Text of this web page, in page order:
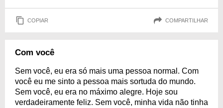
COPIAR COMPARTILHAR
Com você
Sem você, eu era só mais uma pessoa normal. Com
você eu me sinto a pessoa mais sortuda do mundo.
Sem você, eu era no máximo alegre. Hoje sou
verdadeiramente feliz. Sem você, minha vida não tinha